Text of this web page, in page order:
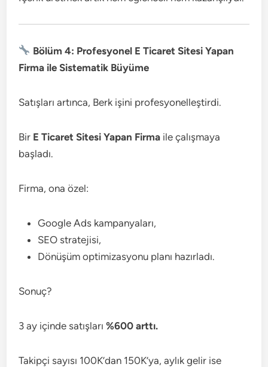
Bölüm 4: Profesyonel E Ticaret Sitesi Yapan
Firma ile Sistematik Büyüme
Satışları artınca, Berk işini profesyonelleştirdi.
Bir E Ticaret Sitesi Yapan Firma ile çalışmaya
başladı.
Firma, ona özel:
Google Ads kampanyaları,
SEO stratejisi,
Dönüşüm optimizasyonu planı hazırladı.
Sonuç?
3 ay içinde satışları%600 arttı.
Takipçi sayısı 100K’dan 150K’ya, aylık gelir ise